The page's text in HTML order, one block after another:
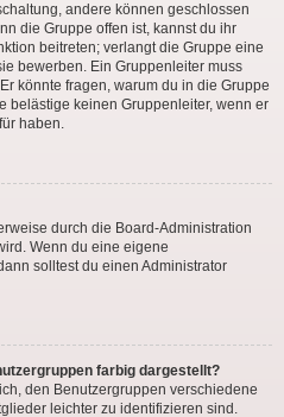
andere können geschlossen
die Gruppe offen ist, kannst du ihr
beitreten; verlangt die Gruppe eine
bewerben. Ein Gruppenleiter muss
könnte fragen, warum du in die Gruppe
belästige keinen Gruppenleiter, wenn er
haben.
durch die Board-Administration
Wenn du eine eigene
solltest du einen Administrator
farbig dargestellt?
den Benutzergruppen verschiedene
leichter zu identifizieren sind.